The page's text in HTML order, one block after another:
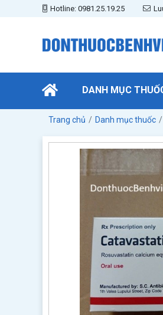
Hotline: 0981.25.19.25
DANH MỤC
Trang chủ Danh mục thuốc